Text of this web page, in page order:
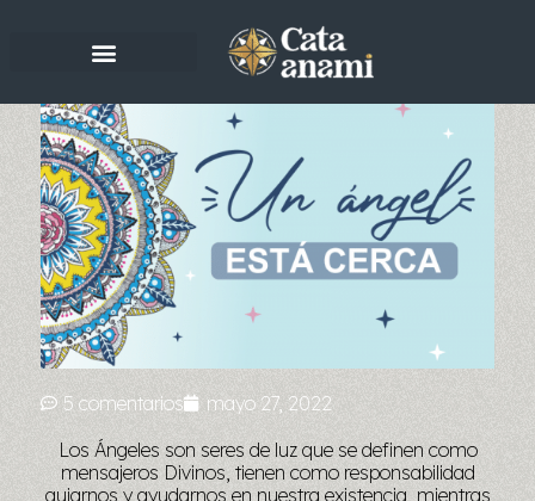
5 comentarios
mayo 27, 2022
Los Ángeles son seres de luz que se definen como
mensajeros Divinos, tienen como responsabilidad
guiarnos y ayudarnos en nuestra existencia, mientras